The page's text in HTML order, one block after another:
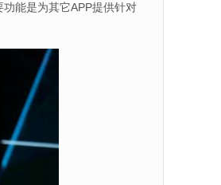
能是为其它APP提供针对